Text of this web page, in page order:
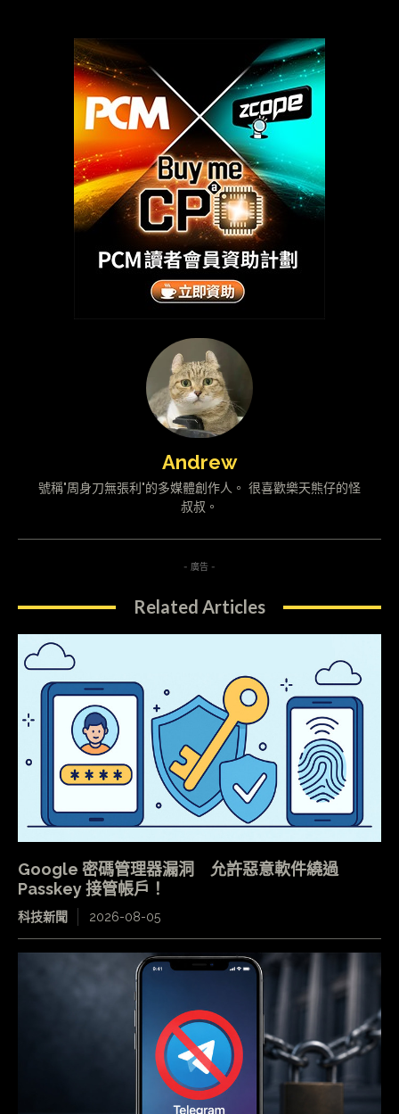
Andrew
號稱"周身刀無張利"的多媒體創作人。 很喜歡樂天熊仔的怪
叔叔。
- 廣告 -
Related Articles
Google 密碼管理器漏洞 允許惡意軟件繞過
Passkey 接管帳戶！
科技新聞 2026-08-05